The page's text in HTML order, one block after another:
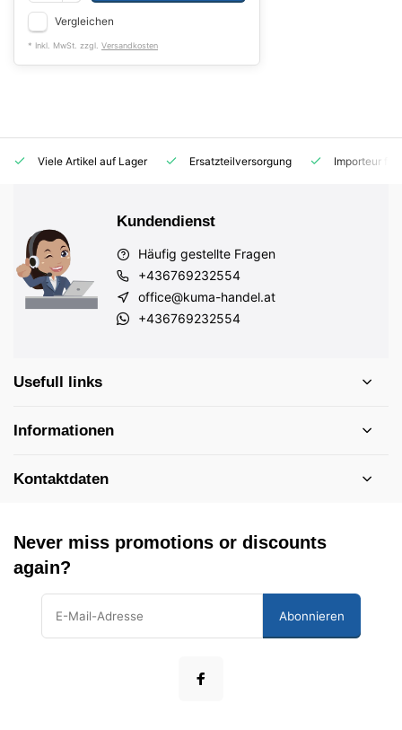
Vergleichen
* Inkl. MwSt. zzgl. Versandkosten
Viele Artikel auf Lager Ersatzteilversorgung Importeur für
Kundendienst
Häufig gestellte Fragen
+436769232554
office@kuma-handel.at
+436769232554
Usefull links
Informationen
Kontaktdaten
Never miss promotions or discounts
again?
Abonnieren